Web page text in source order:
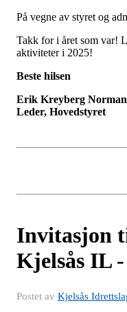
På vegne av styret og
Takk for i året som var!
aktiviteter i 2025!
Beste hilsen
Erik
Leder, Hovedstyret
Invitasjon
Kjelsås IL
Postet av Kjelsås